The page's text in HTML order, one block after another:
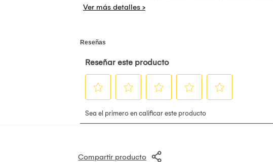
Compartir producto